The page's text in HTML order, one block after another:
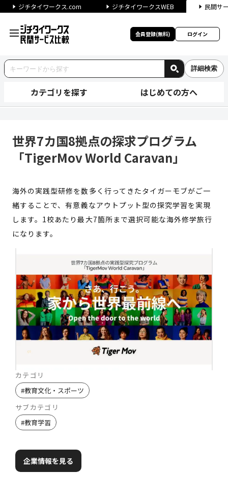
ジチタイワークス.com ジチタイワークスWEB 民間サ
会員登録(無料) ログイン
詳細検索
カテゴリを探す はじめての方へ
世界7カ国8拠点の探求プログラム
「TigerMov World Caravan」
海外の実践型研修を数多く行ってきたタイガーモブがご一
緒することで、有意義なアウトプット型の探究学習を実現
します。1校あたり最大7箇所まで選択可能な海外修学旅行
になります。
カテゴリ
#教育文化・スポーツ
サブカテゴリ
#教育学習
企業情報を見る